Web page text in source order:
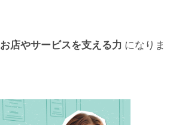
お店やサービスを支える力 になりま